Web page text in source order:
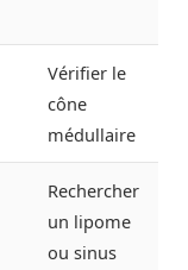
Vérifier le
cône
médullaire
Rechercher
un lipome
ou sinus